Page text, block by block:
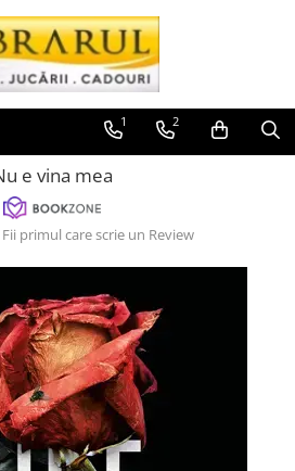
1 2
e vina mea
Fii primul care scrie un Review